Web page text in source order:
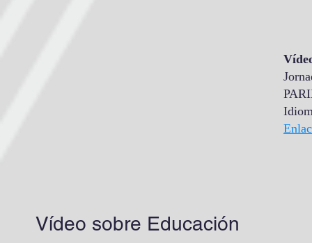
Vídeo sobre Educación